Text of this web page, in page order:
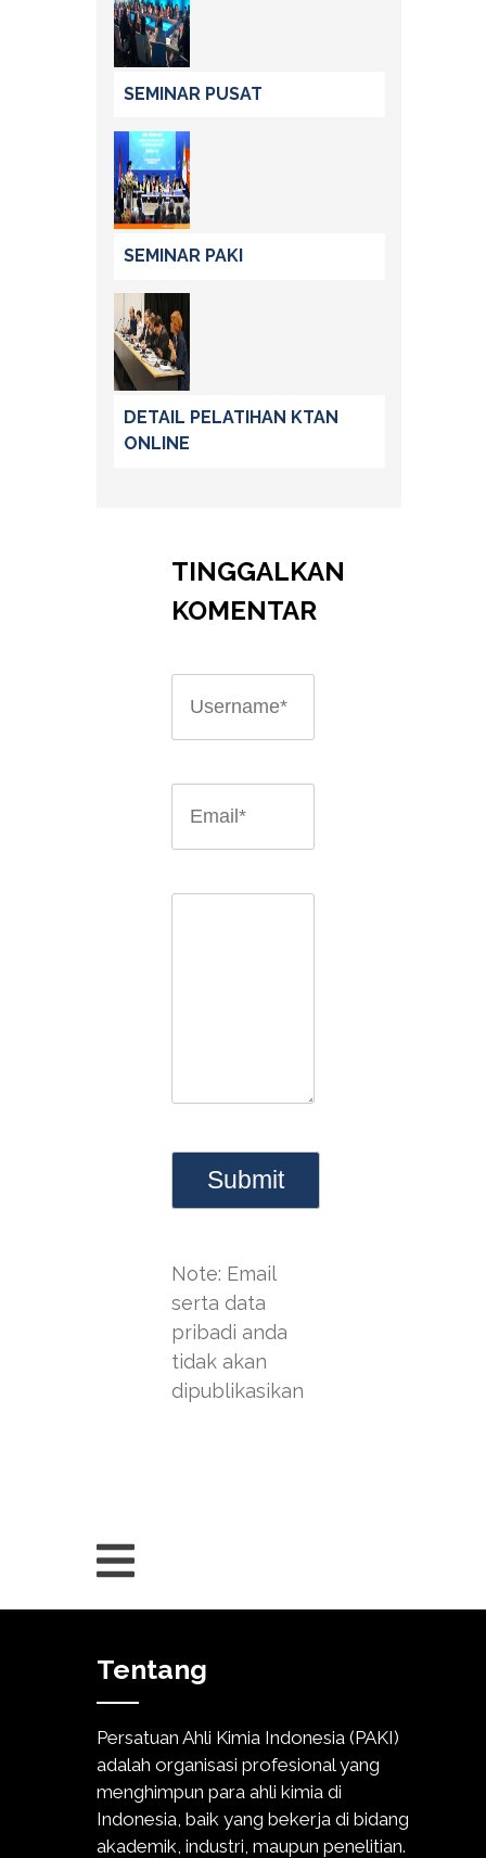
SEMINAR PUSAT
SEMINAR PAKI
DETAIL PELATIHAN KTAN
ONLINE
TINGGALKAN
KOMENTAR
Note: Email
serta data
pribadi anda
tidak akan
dipublikasikan
Tentang
Persatuan Ahli Kimia Indonesia (PAKI)
adalah organisasi profesional yang
menghimpun para ahli kimia di
Indonesia, baik yang bekerja di bidang
akademik, industri, maupun penelitian.